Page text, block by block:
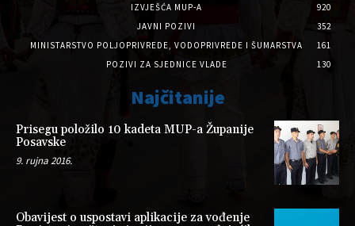
IZVJEŠĆA MUP-A
920
JAVNI POZIVI
352
MINISTARSTVO POLJOPRIVREDE, VODOPRIVREDE I ŠUMARSTVA
161
POZIVI ZA SJEDNICE VLADE
130
Najčitanije
Prisegu položilo 10 kadeta MUP-a Županije
Posavske
9. rujna 2016.
Obavijest o uspostavi aplikacije za vođenje